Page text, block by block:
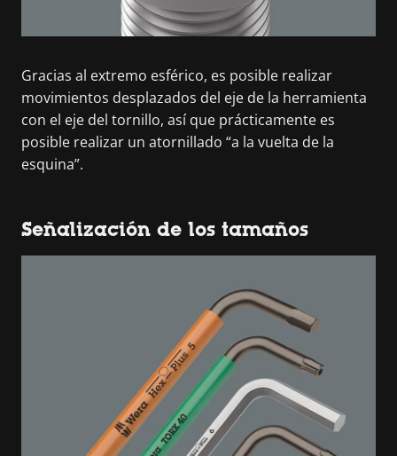
Gracias al extremo esférico, es posible realizar
movimientos desplazados del eje de la herramienta
con el eje del tornillo, así que prácticamente es
posible realizar un atornillado “a la vuelta de la
esquina”.
Señalización de los tamaños